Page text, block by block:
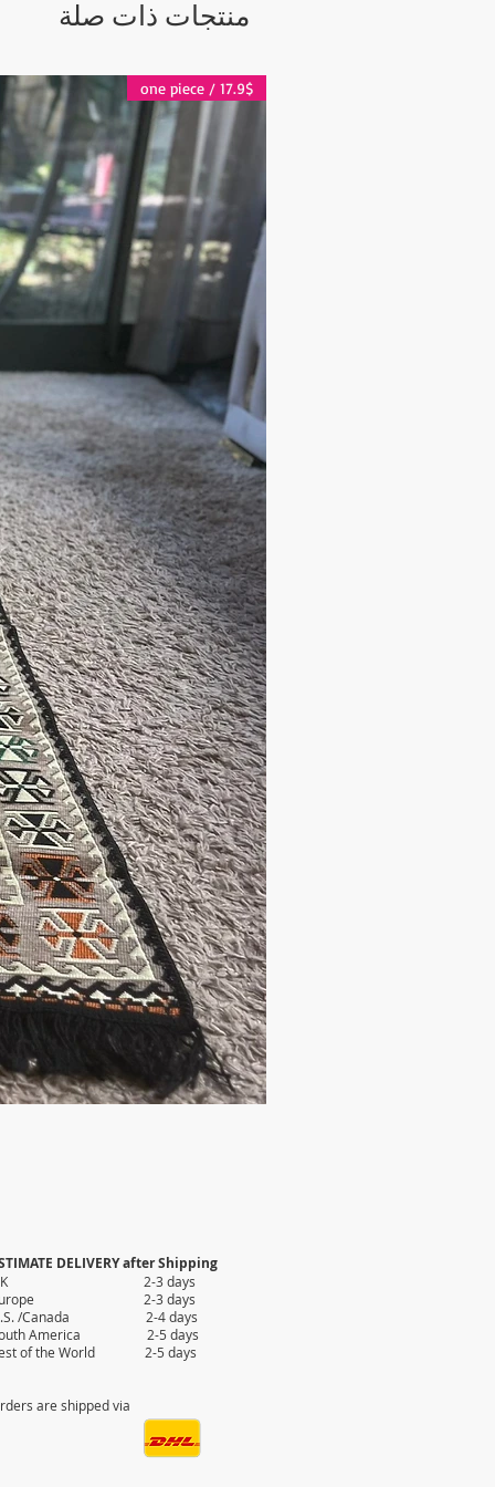
منتجات ذات صلة
17.9$ / one piece
DELIVERY after Shipping
2-3 days
2-3 days
/Canada 2-4 days
America 2-5 days
of the World 2-5 days
are shipped via